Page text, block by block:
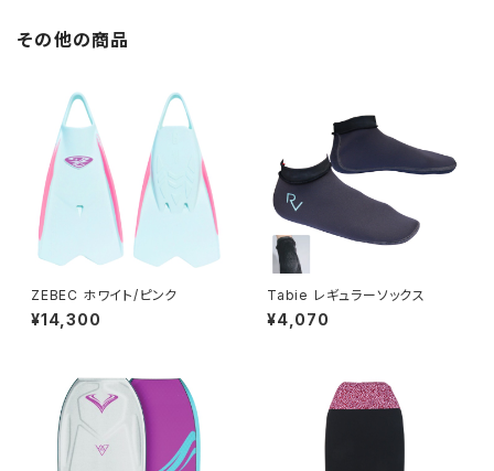
その他の商品
ZEBEC ホワイト/ピンク
¥14,300
Tabie レギュラーソックス
¥4,070